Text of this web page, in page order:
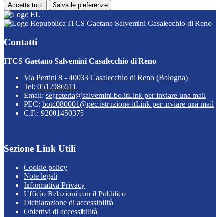
Accetta tutti Salva le preferenze
ITCS Gaetano Salvemini Casalecchio di Reno
Contatti
ITCS Gaetano Salvemini Casalecchio di Reno
Via Pertini 8 - 40033 Casalecchio di Reno (Bologna)
Tel: 0512986511
Email: segreteria@salvemini.bo.itLink per inviare una mail
PEC: botd080001@pec.istruzione.itLink per inviare una mail
C.F.: 92001450375
Sezione Link Utili
Cookie policy
Note legali
Informativa Privacy
Ufficio Relazioni con il Pubblico
Dichiarazione di accessibilità
Obiettivi di accessibilità